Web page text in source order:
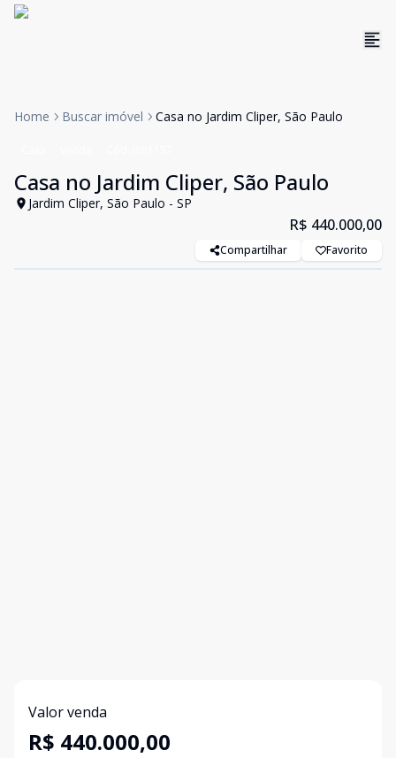
Home Buscar imóvel Casa no Jardim Cliper, São Paulo
Casa no Jardim Cliper, São Paulo
Jardim Cliper, São Paulo - SP
R$ 440.000,00
Compartilhar Favorito
Valor venda
R$ 440.000,00